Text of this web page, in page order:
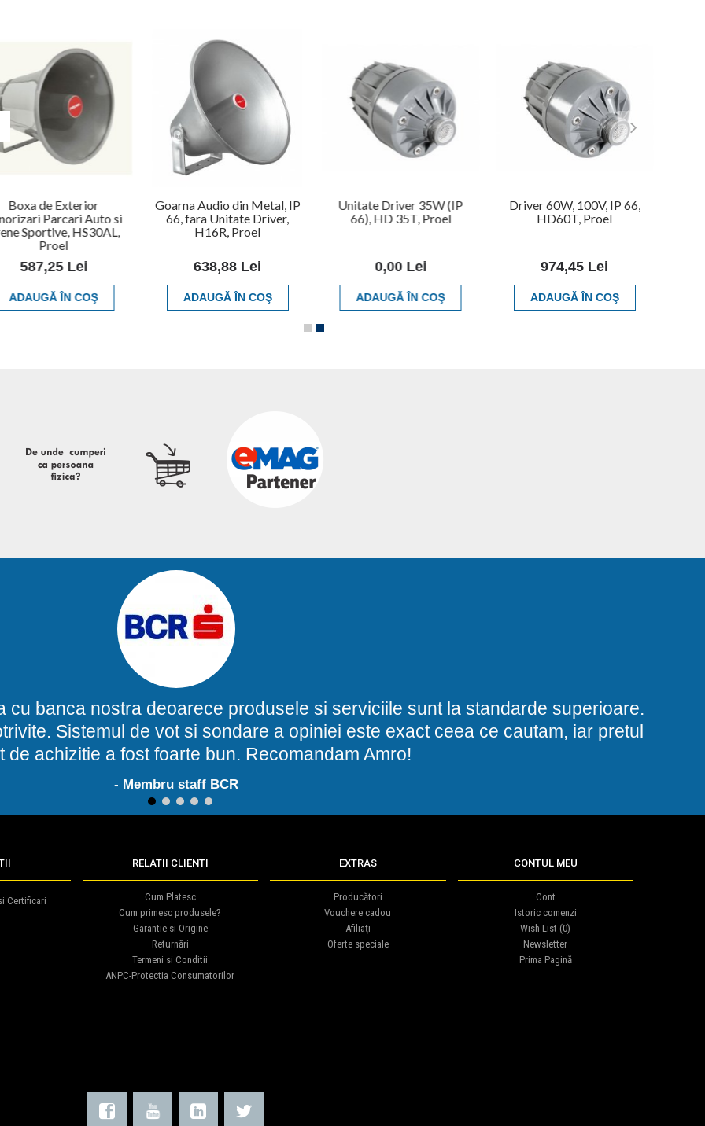
Boxa de Exterior
Parcari Auto si
Sportive, HS30AL,
Proel
587,25 Lei
ADAUGĂ ÎN COŞ
Goarna Audio din Metal, IP
66, fara Unitate Driver,
H16R, Proel
638,88 Lei
ADAUGĂ ÎN COŞ
Unitate Driver 35W (IP
66), HD 35T, Proel
0,00 Lei
ADAUGĂ ÎN COŞ
Driver 60W, 100V, IP 66,
HD60T, Proel
974,45 Lei
ADAUGĂ ÎN COŞ
cu banca nostra deoarece produsele si serviciile sunt la standarde superioare.
Sistemul de vot si sondare a opiniei este exact ceea ce cautam, iar pretul
de achizitie a fost foarte bun. Recomandam Amro!
- Membru staff BCR
1 2 3 4 5
Certificari
RELATII CLIENTI
Cum Platesc
Cum primesc produsele?
Garantie si Origine
Returnări
Termeni si Conditii
ANPC-Protectia Consumatorilor
EXTRAS
Producători
Vouchere cadou
Afiliaţi
Oferte speciale
CONTUL MEU
Cont
Istoric comenzi
Wish List (0)
Newsletter
Prima Pagină